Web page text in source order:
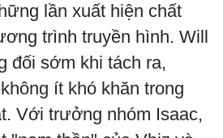
lần xuất hiện chất
trình truyền hình. Will
đối sớm khi tách ra,
ít khó khăn trong
Với trưởng nhóm Isaac,